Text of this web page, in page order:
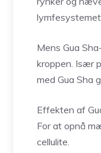
Mens Gua
kroppen. Især
med Gua Sha
Effekten af
For at opnå
cellulite.